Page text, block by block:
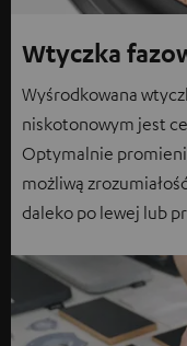
Wtyczka
Wyśrodkowana
niskotonowym jest
Optymalnie
możliwą
daleko po lewej lub